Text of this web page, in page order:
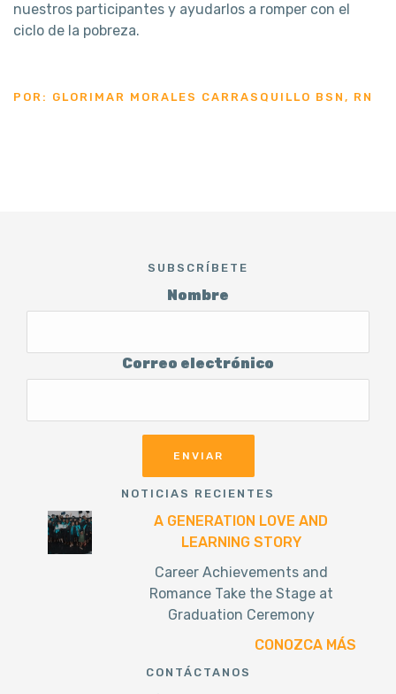
nuestros participantes y ayudarlos a romper con el
ciclo de la pobreza.
POR: GLORIMAR MORALES CARRASQUILLO BSN, RN
SUBSCRÍBETE
Nombre
Correo electrónico
NOTICIAS RECIENTES
A GENERATION LOVE AND
LEARNING STORY
Career Achievements and
Romance Take the Stage at
Graduation Ceremony
CONOZCA MÁS
CONTÁCTANOS